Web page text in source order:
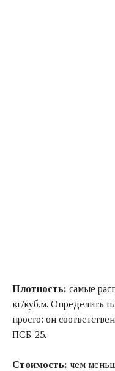
Плотность: самые
кг/куб.м. Определить
просто: он
ПСБ-25.
Стоимость: чем